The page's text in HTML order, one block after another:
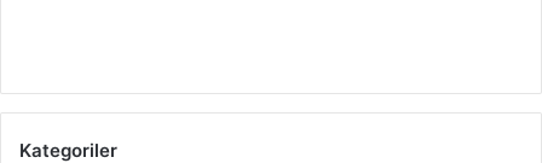
Kategoriler